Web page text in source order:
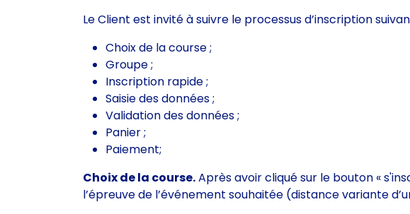
Le Client est invité à suivre le processus d’inscription
Choix de la course ;
Groupe ;
Inscription rapide ;
Saisie des données ;
Validation des données ;
Panier ;
Paiement;
Choix de la course.Après avoir cliqué sur le bouton «
l’épreuve de l’événement souhaitée (distance variante